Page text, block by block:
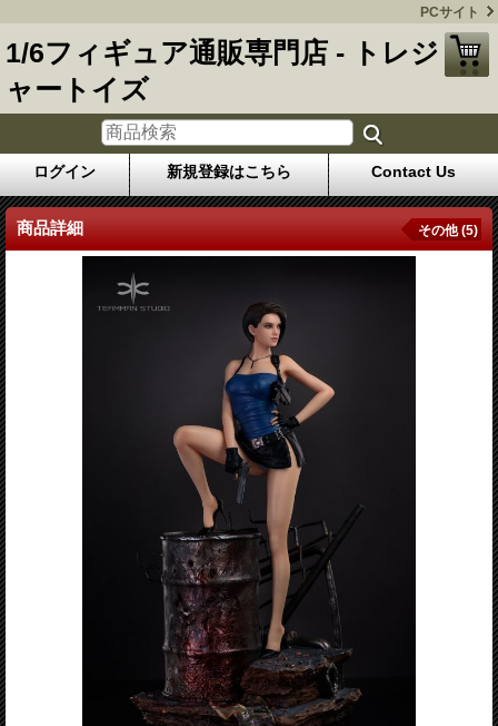
PCサイト
1/6フィギュア通販専門店 - トレジ
ャートイズ
ログイン 新規登録はこちら Contact Us
商品詳細 その他 (5)